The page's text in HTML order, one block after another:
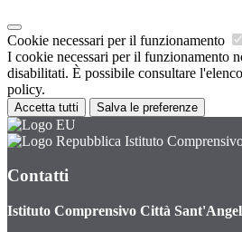
Cookie necessari per il funzionamento
I cookie necessari per il funzionamento
disabilitati. È possibile consultare
policy.
Accetta tutti Salva le preferenze
Istituto
Contatti
Istituto Comprensivo Città